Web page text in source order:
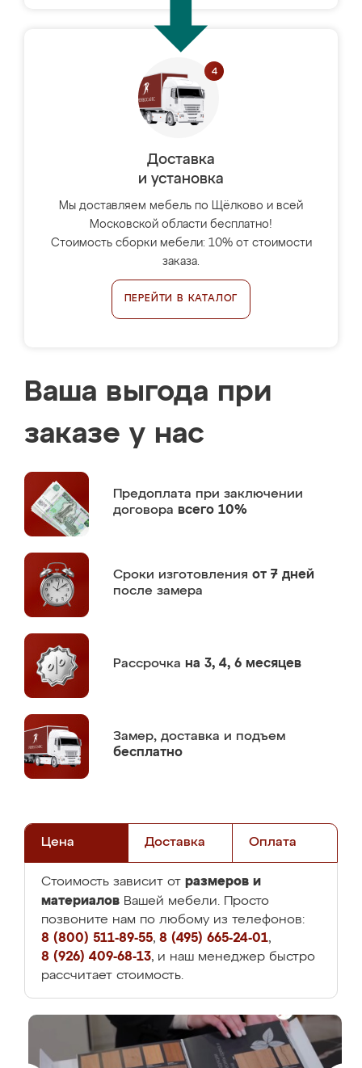
Доставка
и установка
Мы доставляем мебель по Щёлково и всей
Московской области бесплатно!
Стоимость сборки мебели: 10% от стоимости
заказа.
ПЕРЕЙТИ В КАТАЛОГ
Ваша выгода при
заказе у нас
Предоплата при заключении
договора всего 10%
Сроки изготовления от 7 дней
после замера
Рассрочка на 3, 4, 6 месяцев
Замер, доставка и подъем
бесплатно
Цена Доставка Оплата
Стоимость зависит от размеров и
материалов Вашей мебели. Просто
позвоните нам по любому из телефонов:
8 (800) 511-89-55, 8 (495) 665-24-01,
8 (926) 409-68-13, и наш менеджер быстро
рассчитает стоимость.